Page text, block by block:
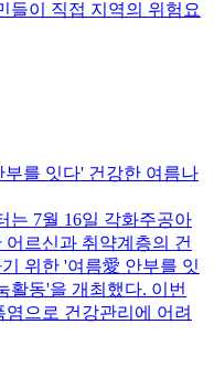
들이 직접 지역의 위험요
를 잇다' 건강한 여름나
는 7월 16일 각화주공아
르신과 취약계층의 건
위한 '여름愛 안부를 잇
활동'을 개최했다. 이번
으로 건강관리에 어려